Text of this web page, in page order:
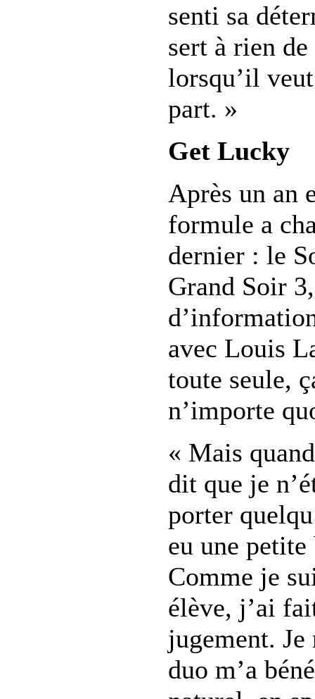
senti sa
sert à rien
lorsqu’il
part. »
Get Lucky
Après un an
formule a
dernier : le
Grand Soir
avec Louis
toute seule,
n’importe
« Mais
dit que je
porter
eu une petite
Comme je
élève, j’ai
jugement. Je
duo m’a